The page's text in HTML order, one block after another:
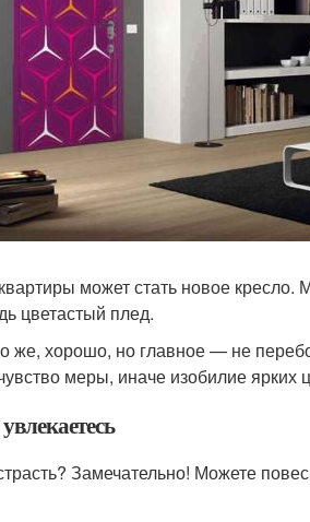
может стать новое
цветастый плед.
же, хорошо, но главное — не
меры, иначе изобилие ярких
Замечательно! Можете